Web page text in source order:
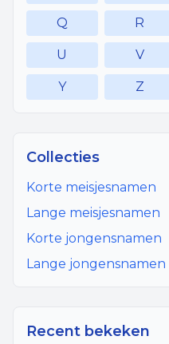
Q R
U V
Y Z
Collecties
Korte meisjesnamen
Lange meisjesnamen
Korte jongensnamen
Lange jongensnamen
Recent bekeken